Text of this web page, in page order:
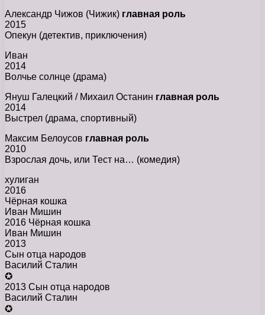
Александр Чижов (Чижик) главная роль
2015
Опекун (детектив, приключения)
Иван
2014
Волчье солнце (драма)
Януш Галецкий / Михаил Останин главная роль
2014
Выстрел (драма, спортивный)
Максим Белоусов главная роль
2010
Взрослая дочь, или Тест на… (комедия)
хулиган
2016
Чёрная кошка
Иван Мишин
2016 Чёрная кошка
Иван Мишин
2013
Сын отца народов
Василий Сталин
✪
2013 Сын отца народов
Василий Сталин
✪